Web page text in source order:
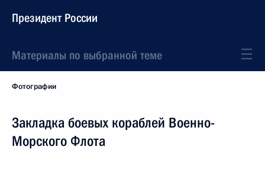
Президент России
Материалы по выбранной теме
Фотографии
Закладка боевых кораблей Военно-
Морского Флота